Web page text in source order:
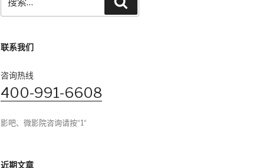
索：
索
联系我们
咨询热线
400-991-6608
影吧、微影院咨询请按“1“
近期文章